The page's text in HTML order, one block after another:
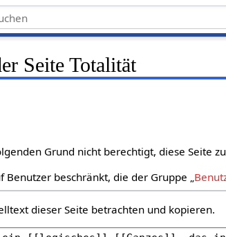
Seite Totalität
Grund nicht berechtigt, diese Seite
Benutzer beschränkt, die der Gruppe „
dieser Seite betrachten und kopieren.